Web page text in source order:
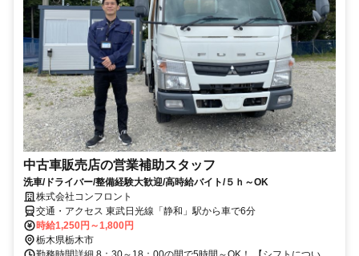
中古車販売店の営業補助スタッフ
洗車/ドライバー/整備経験大歓迎/高時給バイト/５ｈ～OK
株式会社コンフロント
交通・アクセス 東武日光線「静和」駅から車で6分
時給1,250円～1,800円
栃木県栃木市